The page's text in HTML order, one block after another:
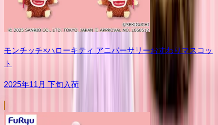
モンチッチ×ハローキティ アニバーサリーおすわりマスコッ
ト
2025年11月 下旬入荷